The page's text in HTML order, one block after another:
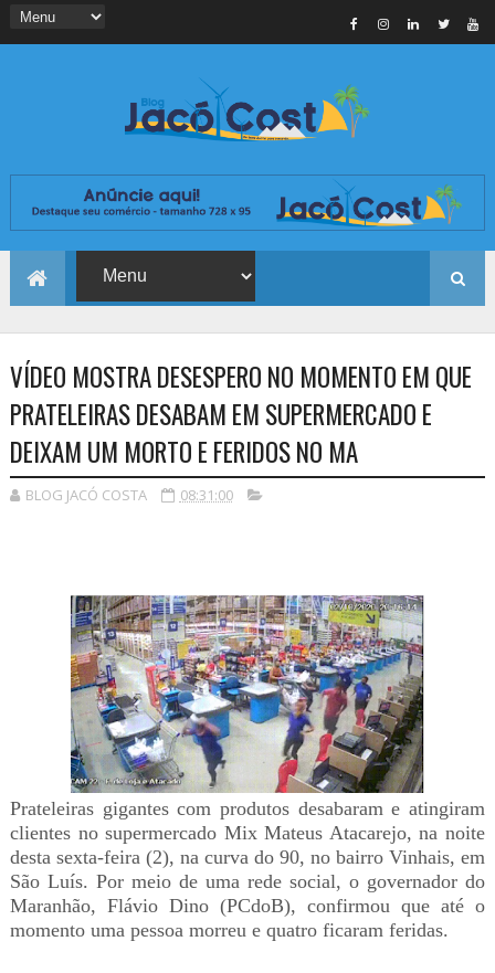
VÍDEO MOSTRA DESESPERO NO MOMENTO EM QUE
PRATELEIRAS DESABAM EM SUPERMERCADO E
DEIXAM UM MORTO E FERIDOS NO MA
BLOG JACÓ COSTA 08:31:00
Prateleiras gigantes com produtos desabaram e atingiram
clientes no supermercado Mix Mateus Atacarejo, na noite
desta sexta-feira (2), na curva do 90, no bairro Vinhais, em
São Luís. Por meio de uma rede social, o governador do
Maranhão, Flávio Dino (PCdoB), confirmou que até o
momento uma pessoa morreu e quatro ficaram feridas.